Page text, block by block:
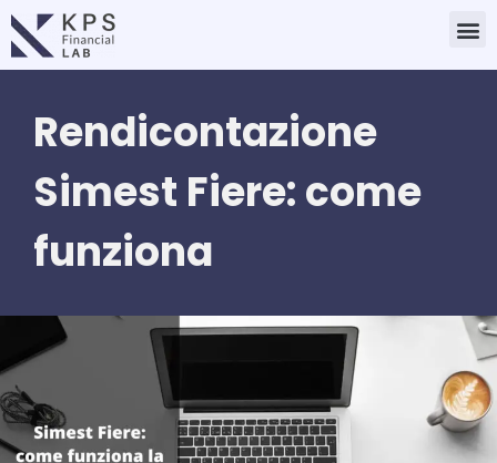
Vai
contenuto
Rendicontazione
Simest Fiere: come
funziona